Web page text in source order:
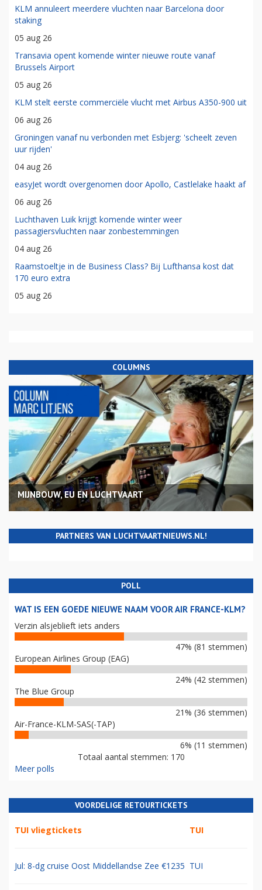
KLM annuleert meerdere vluchten naar Barcelona door
staking
05 aug 26
Transavia opent komende winter nieuwe route vanaf
Brussels Airport
05 aug 26
KLM stelt eerste commerciële vlucht met Airbus A350-900 uit
06 aug 26
Groningen vanaf nu verbonden met Esbjerg: 'scheelt zeven
uur rijden'
04 aug 26
easyJet wordt overgenomen door Apollo, Castlelake haakt af
06 aug 26
Luchthaven Luik krijgt komende winter weer
passagiersvluchten naar zonbestemmingen
04 aug 26
Raamstoeltje in de Business Class? Bij Lufthansa kost dat
170 euro extra
05 aug 26
COLUMNS
MIJNBOUW, EU EN LUCHTVAART
PARTNERS VAN LUCHTVAARTNIEUWS.NL!
POLL
WAT IS EEN GOEDE NIEUWE NAAM VOOR AIR FRANCE-KLM?
Verzin alsjeblieft iets anders
47% (81 stemmen)
European Airlines Group (EAG)
24% (42 stemmen)
The Blue Group
21% (36 stemmen)
Air-France-KLM-SAS(-TAP)
6% (11 stemmen)
Totaal aantal stemmen: 170
Meer polls
VOORDELIGE RETOURTICKETS
TUI vliegtickets TUI
Jul: 8-dg cruise Oost Middellandse Zee €1235 TUI